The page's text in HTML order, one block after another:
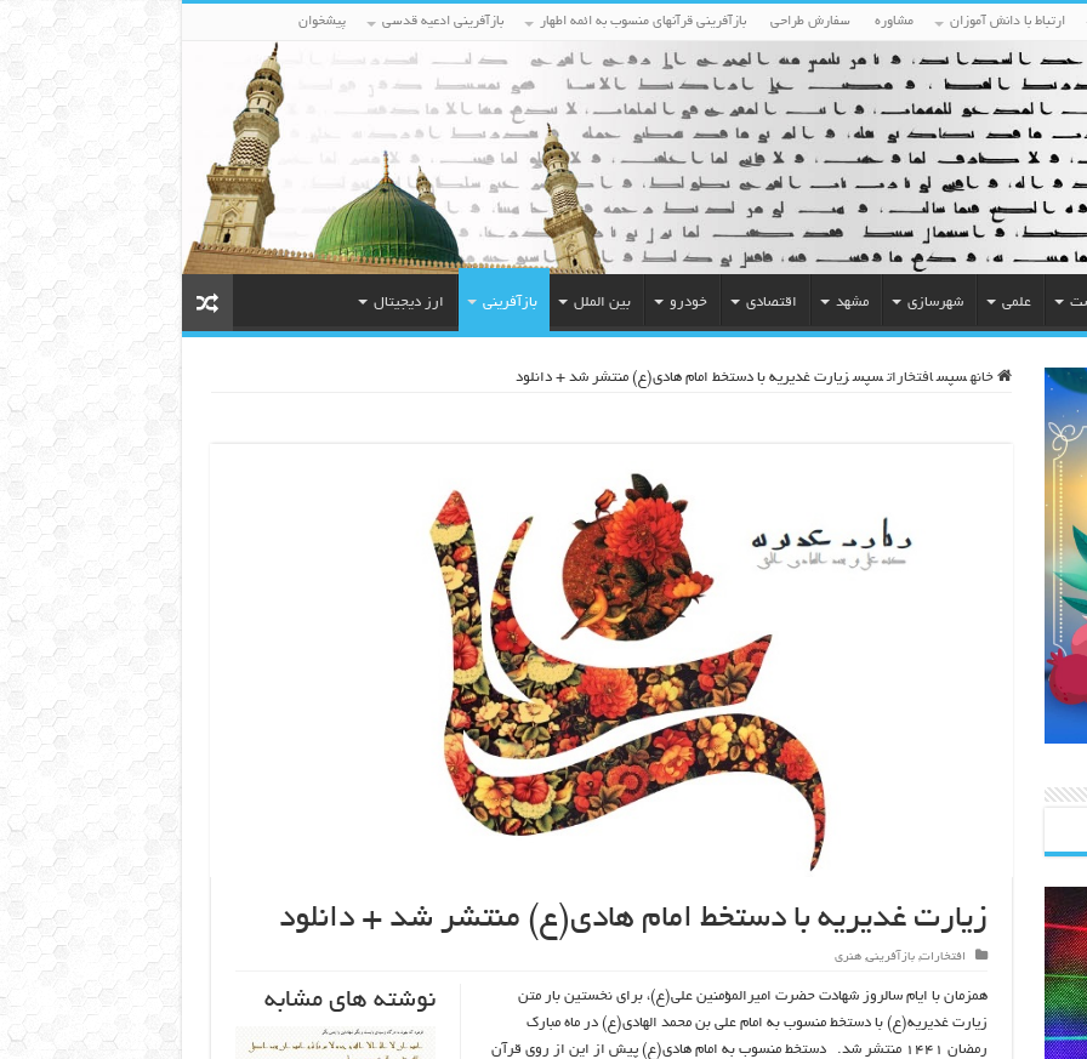
ارتباط با دانش آموزان مشاوره سفارش طراحی بازآفرینی قرآنهای منسوب به ائمه اطهار بازآفرینی ادعیه قدسی پیشخوان
علمی شهرسازی مشهد اقتصادی خودرو بین الملل بازآفرینی ارز دیجیتال
خانه سپس افتخارات سپس زیارت غدیریه با دستخط امام هادی(ع) منتشر شد + دانلود
زیارت غدیریه با دستخط امام هادی(ع) منتشر شد + دانلود
افتخارات,بازآفرینی,هنری
نوشته های مشابه
همزمان با ایام سالروز شهادت حضرت امیرالمؤمنین علی(ع)، برای نخستین بار متن
زیارت غدیریه(ع) با دستخط منسوب به امام علی بن محمد الهادی(ع) در ماه مبارک
رمضان ۱۴۴۱ منتشر شد. دستخط منسوب به امام هادی(ع) پیش از این از روی قرآن